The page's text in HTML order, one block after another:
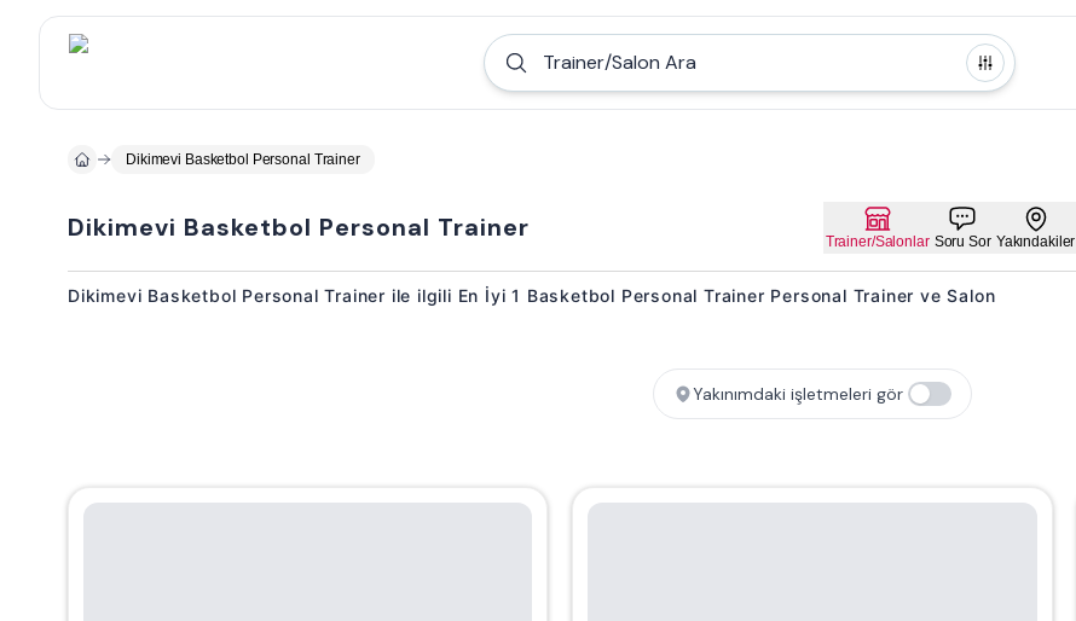
Trainer/Salon Ara
Dikimevi Basketbol Personal Trainer
Dikimevi Basketbol Personal Trainer Trainer/Salonlar Soru Sor Yakındakiler
Dikimevi Basketbol Personal Trainer ile ilgili En İyi 1 Basketbol Personal Trainer Personal Trainer ve Salon
Yakınımdaki işletmeleri gör